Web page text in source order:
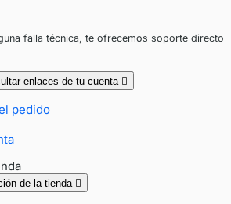
falla técnica, te ofrecemos soporte directo
enlaces de tu cuenta 
pedido
de la tienda 